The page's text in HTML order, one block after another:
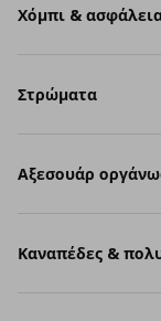
Χόμπι &
Στρώματα
Aξεσουάρ
Καναπέδες &